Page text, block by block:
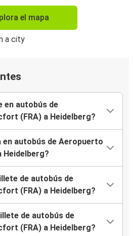
el mapa
en autobús de
(FRA) a Heidelberg?
en autobús de Aeropuerto
Heidelberg?
de autobús de
(FRA) a Heidelberg?
de autobús de
(FRA) a Heidelberg?